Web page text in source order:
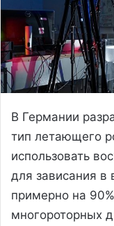
В Германии
тип летающего
использовать
для зависания в
примерно на
многороторных